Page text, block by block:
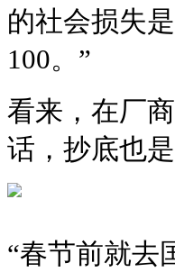
的社会损失
100。”
看来，在厂
话，抄底也
“春节前就去